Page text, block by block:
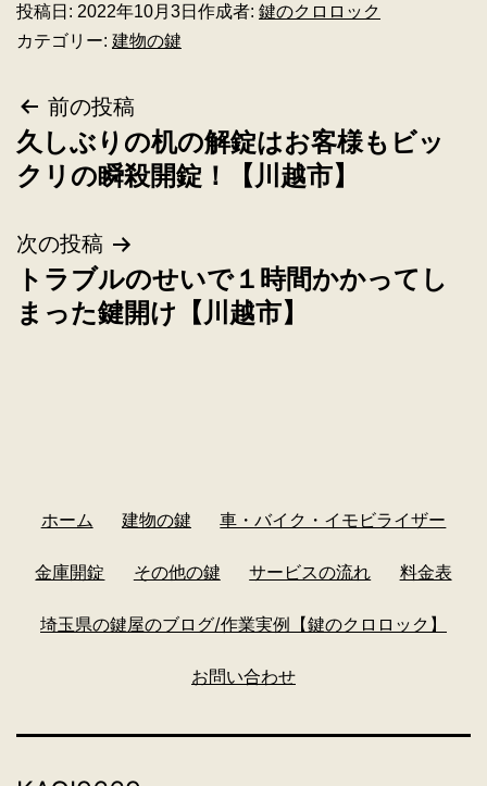
投稿日: 2022年10月3日 作成者: 鍵のクロロック
カテゴリー: 建物の鍵
前の投稿
久しぶりの机の解錠はお客様もビッ
クリの瞬殺開錠！【川越市】
次の投稿
トラブルのせいで１時間かかってし
まった鍵開け【川越市】
ホーム 建物の鍵 車・バイク・イモビライザー
金庫開錠 その他の鍵 サービスの流れ 料金表
埼玉県の鍵屋のブログ/作業実例【鍵のクロロック】
お問い合わせ